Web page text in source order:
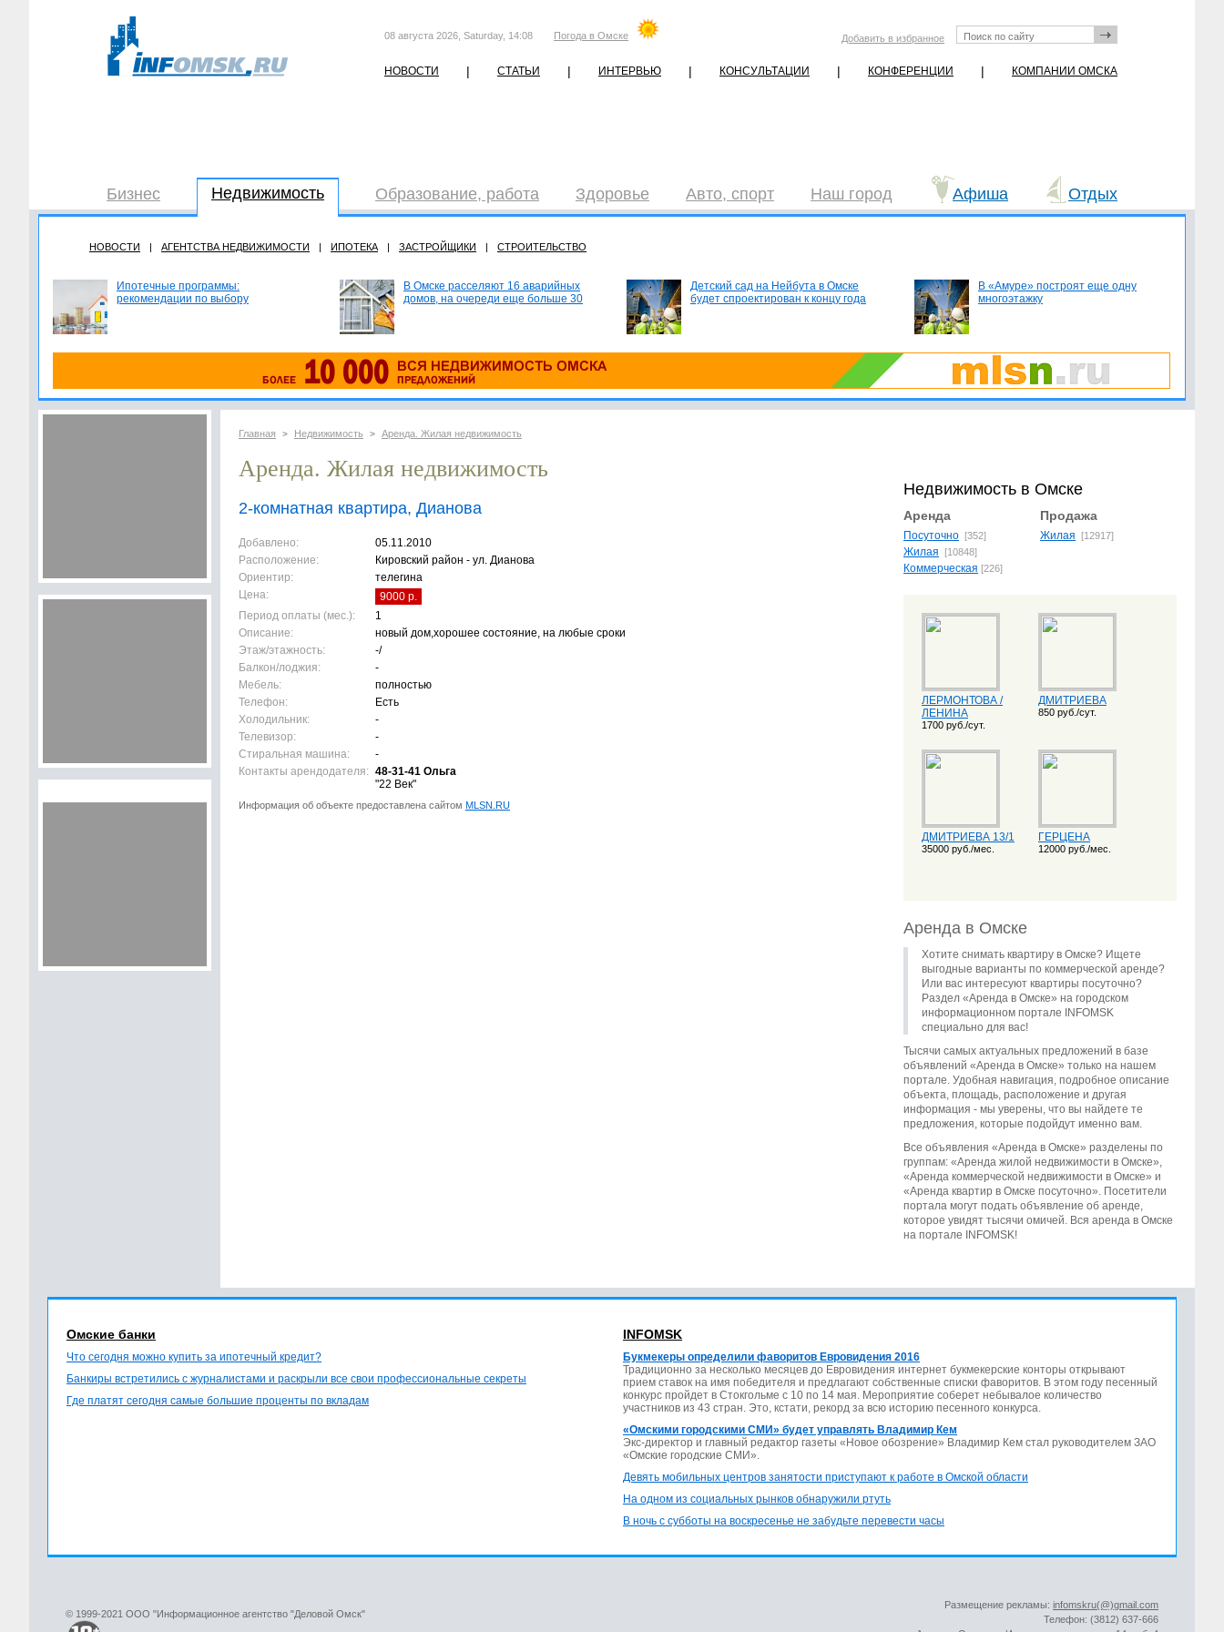
08 августа 2026, Saturday, 14:08 Погода в Омске Добавить в избранное
НОВОСТИ | СТАТЬИ | ИНТЕРВЬЮ | КОНСУЛЬТАЦИИ | КОНФЕРЕНЦИИ | КОМПАНИИ ОМСКА
Бизнес Недвижимость Образование, работа Здоровье Авто, спорт Наш город Афиша Отдых
НОВОСТИ | АГЕНТСТВА НЕДВИЖИМОСТИ | ИПОТЕКА | ЗАСТРОЙЩИКИ | СТРОИТЕЛЬСТВО
Ипотечные программы:
рекомендации по выбору
В Омске расселяют 16 аварийных
домов, на очереди еще больше 30
Детский сад на Нейбута в Омске
будет спроектирован к концу года
В «Амуре» построят еще одну
многоэтажку
Главная > Недвижимость > Аренда. Жилая недвижимость
Аренда. Жилая недвижимость
2-комнатная квартира, Дианова
Добавлено:
05.11.2010
Расположение:
Кировский район - ул. Дианова
Ориентир:
телегина
Цена:
9000 р.
Период оплаты (мес.):
1
Описание:
новый дом,хорошее состояние, на любые сроки
Этаж/этажность:
-/
Балкон/лоджия:
-
Мебель:
полностью
Телефон:
Есть
Холодильник:
-
Телевизор:
-
Стиральная машина:
-
Контакты арендодателя: 48-31-41 Ольга
"22 Век"
Информация об объекте предоставлена сайтом MLSN.RU
Недвижимость в Омске
Аренда Продажа
Посуточно [352]
Жилая [10848]
Коммерческая [226]
Жилая [12917]
ЛЕРМОНТОВА /
ЛЕНИНА
1700 руб./сут.
ДМИТРИЕВА
850 руб./сут.
ДМИТРИЕВА 13/1
35000 руб./мес.
ГЕРЦЕНА
12000 руб./мес.
Аренда в Омске
Хотите снимать квартиру в Омске? Ищете
выгодные варианты по коммерческой аренде?
Или вас интересуют квартиры посуточно?
Раздел «Аренда в Омске» на городском
информационном портале INFOMSK
специально для вас!
Тысячи самых актуальных предложений в базе
объявлений «Аренда в Омске» только на нашем
портале. Удобная навигация, подробное описание
объекта, площадь, расположение и другая
информация - мы уверены, что вы найдете те
предложения, которые подойдут именно вам.
Все объявления «Аренда в Омске» разделены по
группам: «Аренда жилой недвижимости в Омске»,
«Аренда коммерческой недвижимости в Омске» и
«Аренда квартир в Омске посуточно». Посетители
портала могут подать объявление об аренде,
которое увидят тысячи омичей. Вся аренда в Омске
на портале INFOMSK!
Омские банки
Что сегодня можно купить за ипотечный кредит?
Банкиры встретились с журналистами и раскрыли все свои профессиональные секреты
Где платят сегодня самые большие проценты по вкладам
INFOMSK
Букмекеры определили фаворитов Евровидения 2016
Традиционно за несколько месяцев до Евровидения интернет букмекерские конторы открывают
прием ставок на имя победителя и предлагают собственные списки фаворитов. В этом году песенный
конкурс пройдет в Стокгольме с 10 по 14 мая. Мероприятие соберет небывалое количество
участников из 43 стран. Это, кстати, рекорд за всю историю песенного конкурса.
«Омскими городскими СМИ» будет управлять Владимир Кем
Экс-директор и главный редактор газеты «Новое обозрение» Владимир Кем стал руководителем ЗАО
«Омские городские СМИ».
Девять мобильных центров занятости приступают к работе в Омской области
На одном из социальных рынков обнаружили ртуть
В ночь с субботы на воскресенье не забудьте перевести часы
© 1999-2021 ООО "Информационное агентство "Деловой Омск"
Размещение рекламы: infomskru(@)gmail.com
Телефон: (3812) 637-666